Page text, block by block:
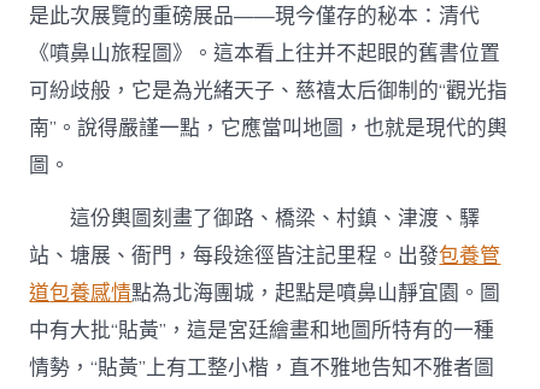
是此次展覽的重磅展品——現今僅存的秘本：清代
《噴鼻山旅程圖》。這本看上往并不起眼的舊書位置
可紛歧般，它是為光緒天子、慈禧太后御制的“觀光指
南”。說得嚴謹一點，它應當叫地圖，也就是現代的輿
圖。
這份輿圖刻畫了御路、橋梁、村鎮、津渡、驛
站、塘展、衙門，每段途徑皆注記里程。出發包養管
道包養感情點為北海團城，起點是噴鼻山靜宜園。圖
中有大批“貼黃”，這是宮廷繪畫和地圖所特有的一種
情勢，“貼黃”上有工整小楷，直不雅地告知不雅者圖